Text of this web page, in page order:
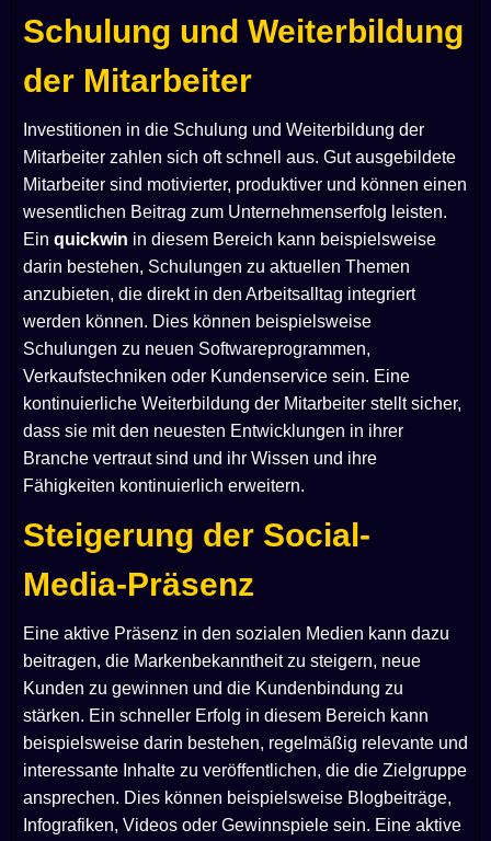
Schulung und Weiterbildung
der Mitarbeiter
Investitionen in die Schulung und Weiterbildung der
Mitarbeiter zahlen sich oft schnell aus. Gut ausgebildete
Mitarbeiter sind motivierter, produktiver und können einen
wesentlichen Beitrag zum Unternehmenserfolg leisten.
Ein quickwin in diesem Bereich kann beispielsweise
darin bestehen, Schulungen zu aktuellen Themen
anzubieten, die direkt in den Arbeitsalltag integriert
werden können. Dies können beispielsweise
Schulungen zu neuen Softwareprogrammen,
Verkaufstechniken oder Kundenservice sein. Eine
kontinuierliche Weiterbildung der Mitarbeiter stellt sicher,
dass sie mit den neuesten Entwicklungen in ihrer
Branche vertraut sind und ihr Wissen und ihre
Fähigkeiten kontinuierlich erweitern.
Steigerung der Social-
Media-Präsenz
Eine aktive Präsenz in den sozialen Medien kann dazu
beitragen, die Markenbekanntheit zu steigern, neue
Kunden zu gewinnen und die Kundenbindung zu
stärken. Ein schneller Erfolg in diesem Bereich kann
beispielsweise darin bestehen, regelmäßig relevante und
interessante Inhalte zu veröffentlichen, die die Zielgruppe
ansprechen. Dies können beispielsweise Blogbeiträge,
Infografiken, Videos oder Gewinnspiele sein. Eine aktive